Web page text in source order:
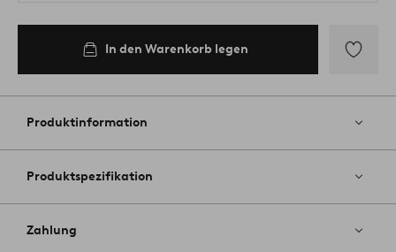
In den Warenkorb legen
Favoriten
Produktinformation
Produktspezifikation
Zahlung